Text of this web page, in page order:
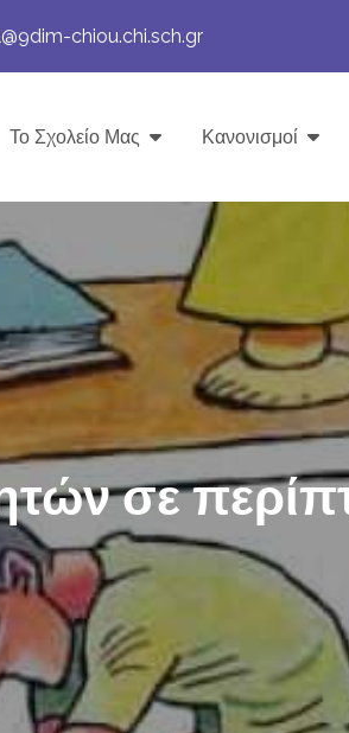
chiou.chi.sch.gr
Το Σχολείο Μας Κανονισμοί
σε